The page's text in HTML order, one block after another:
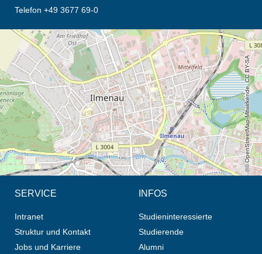
Telefon +49 3677 69-0
Öffnet die Anfahrtsbeschreibung in neuem Tab (Karte)
© OpenStreetMap-Mitwirkende, CC BY-SA
SERVICE
Intranet
Struktur und Kontakt
Jobs und Karriere
INFOS
Studieninteressierte
Studierende
Alumni